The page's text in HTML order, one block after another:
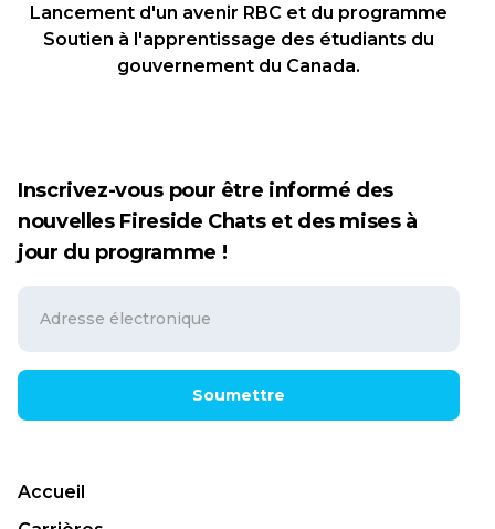
Lancement d'un avenir RBC et du programme
Soutien à l'apprentissage des étudiants du
gouvernement du Canada.
Inscrivez-vous pour être informé des
nouvelles Fireside Chats et des mises à
jour du programme !
Soumettre
Accueil